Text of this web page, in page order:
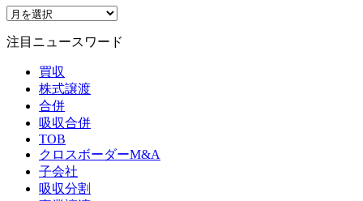
注目ニュースワード
買収
株式譲渡
合併
吸収合併
TOB
クロスボーダーM&A
子会社
吸収分割